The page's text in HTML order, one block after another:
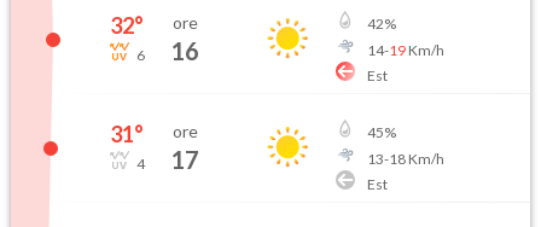
32°
6
ore
16
42%
14-19Km/h
Est
31°
4
ore
17
45%
13-18Km/h
Est